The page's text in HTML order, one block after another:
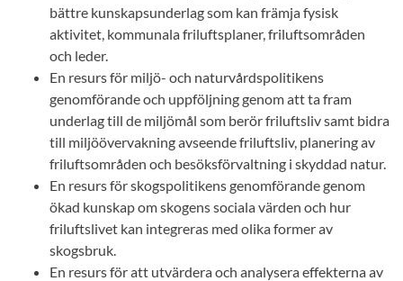
bättre kunskapsunderlag som kan främja fysisk
aktivitet, kommunala friluftsplaner, friluftsområden
och leder.
En resurs för miljö- och naturvårdspolitikens
genomförande och uppföljning genom att ta fram
underlag till de miljömål som berör friluftsliv samt bidra
till miljöövervakning avseende friluftsliv, planering av
friluftsområden och besöksförvaltning i skyddad natur.
En resurs för skogspolitikens genomförande genom
ökad kunskap om skogens sociala värden och hur
friluftslivet kan integreras med olika former av
skogsbruk.
En resurs för att utvärdera och analysera effekterna av